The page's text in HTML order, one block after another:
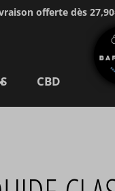
offerte dès
CBD